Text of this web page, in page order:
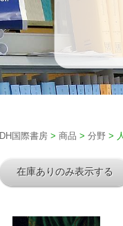
DH国際書房 > 商品 > 分野 >
在庫ありのみ表示する